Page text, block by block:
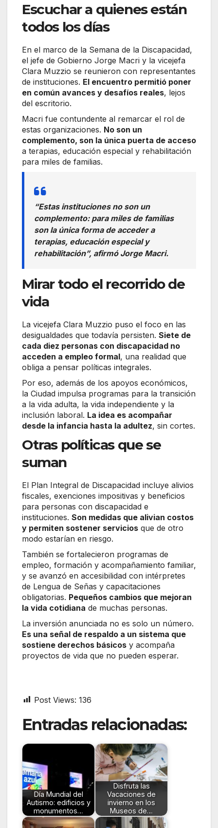
Escuchar a quienes están
todos los días
En el marco de la Semana de la Discapacidad,
el jefe de Gobierno Jorge Macri y la vicejefa
Clara Muzzio se reunieron con representantes
de instituciones. El encuentro permitió poner
en común avances y desafíos reales, lejos
del escritorio.
Macri fue contundente al remarcar el rol de
estas organizaciones. No son un
complemento, son la única puerta de acceso
a terapias, educación especial y rehabilitación
para miles de familias.
“Estas instituciones no son un
complemento: para miles de familias
son la única forma de acceder a
terapias, educación especial y
rehabilitación”, afirmó Jorge Macri.
Mirar todo el recorrido de
vida
La vicejefa Clara Muzzio puso el foco en las
desigualdades que todavía persisten. Siete de
cada diez personas con discapacidad no
acceden a empleo formal, una realidad que
obliga a pensar políticas integrales.
Por eso, además de los apoyos económicos,
la Ciudad impulsa programas para la transición
a la vida adulta, la vida independiente y la
inclusión laboral. La idea es acompañar
desde la infancia hasta la adultez, sin cortes.
Otras políticas que se
suman
El Plan Integral de Discapacidad incluye alivios
fiscales, exenciones impositivas y beneficios
para personas con discapacidad e
instituciones. Son medidas que alivian costos
y permiten sostener servicios que de otro
modo estarían en riesgo.
También se fortalecieron programas de
empleo, formación y acompañamiento familiar,
y se avanzó en accesibilidad con intérpretes
de Lengua de Señas y capacitaciones
obligatorias. Pequeños cambios que mejoran
la vida cotidiana de muchas personas.
La inversión anunciada no es solo un número.
Es una señal de respaldo a un sistema que
sostiene derechos básicos y acompaña
proyectos de vida que no pueden esperar.
Post Views: 136
Entradas relacionadas:
Día Mundial del
Autismo: edificios y
monumentos…
Disfruta las
Vacaciones de
invierno en los
Museos de…